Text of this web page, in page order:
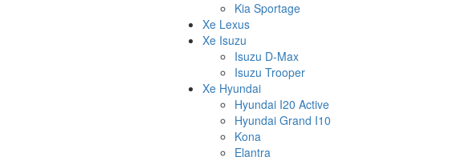
Kia Sportage
Xe Lexus
Xe Isuzu
Isuzu D-Max
Isuzu Trooper
Xe Hyundai
Hyundai I20 Active
Hyundai Grand I10
Kona
Elantra